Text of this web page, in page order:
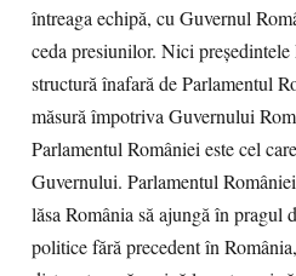
întreaga echipă, cu Guvernul
ceda presiunilor. Nici
structură înafară de Parlamentul
măsură împotriva Guvernului
Parlamentul României este cel
Guvernului. Parlamentul
lăsa România să ajungă în pragul
politice fără precedent în